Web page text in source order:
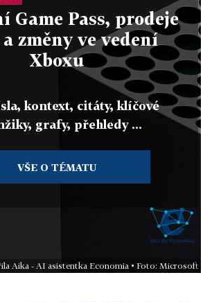
Game Pass, prodeje
změny ve vedení
Xboxu
kontext, citáty, klíčové
grafy, přehledy ...
VŠE O TÉMATU
Aika - AI asistentka Economia • Foto: Microsoft